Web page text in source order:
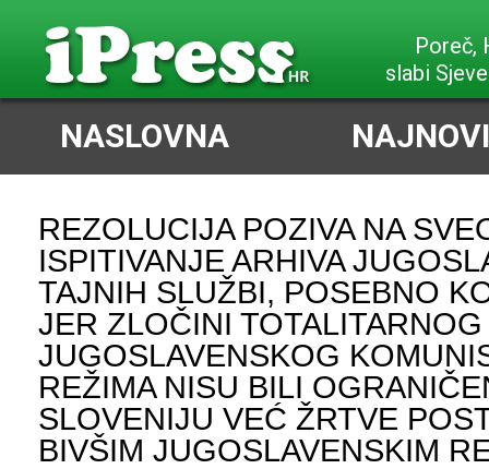
Poreč,
slabi
NASLOVNA
REZOLUCIJA POZIVA NA
ISPITIVANJE ARHIVA
TAJNIH SLUŽBI, POSEBNO
JER ZLOČINI TOTALITARNOG
JUGOSLAVENSKOG
REŽIMA NISU BILI
SLOVENIJU VEĆ ŽRTVE
BIVŠIM JUGOSLAVENSKIM